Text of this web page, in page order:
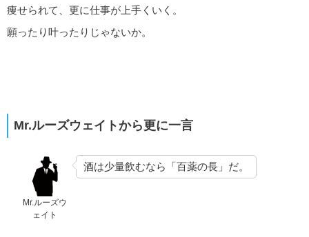
痩せられて、更に仕事が上手くいく。
願ったり叶ったりじゃないか。
Mr.ルーズウェイトから更に一言
Mr.ルーズウ
ェイト
酒は少量飲むなら「百薬の長」だ。